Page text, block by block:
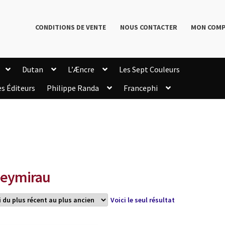
CONDITIONS DE VENTE NOUS CONTACTER MON
Dutan L’Æncre
Les Sept Couleurs
Éditeurs Philippe Randa
Francephi
Voici le seul résultat